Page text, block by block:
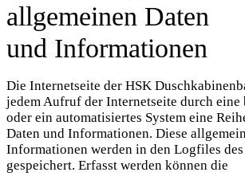
allgemeinen Daten
und Informationen
Die Internetseite der HSK
jedem Aufruf der Internetseite durch eine
oder ein automatisiertes System eine
Daten und Informationen. Diese
Informationen werden in den Logfiles des
gespeichert. Erfasst werden können die